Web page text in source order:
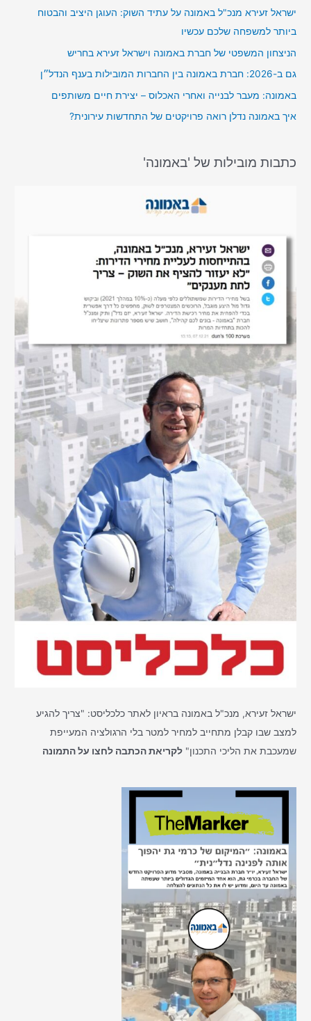
ישראל זעירא מנכ"ל באמונה על עתיד השוק: העוגן היציב והבטוח
ביותר למשפחה שלכם עכשיו
הניצחון המשפטי של חברת באמונה וישראל זעירא בחריש
גם ב-2026: חברת באמונה בין החברות המובילות בענף הנדל״ן
באמונה: מעבר לבנייה ואחרי האכלוס – יצירת חיים משותפים
איך באמונה נדלן רואה פרויקטים של התחדשות עירונית?
כתבות מובילות של 'באמונה'
ישראל זעירא, מנכ"ל באמונה בראיון לאתר כלכליסט: "צריך להגיע
למצב שבו קבלן מתחייב למחיר למטר בלי הרגולציה המעייפת
שמעכבת את הליכי התכנון"לקריאת הכתבה לחצו על התמונה